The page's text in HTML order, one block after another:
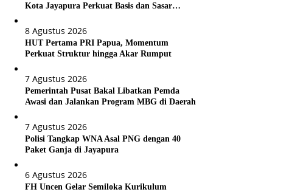
Kota Jayapura Perkuat Basis dan Sasar
8 Agustus 2026
HUT Pertama PRI Papua, Momentum
Perkuat Struktur hingga Akar Rumput
7 Agustus 2026
Pemerintah Pusat Bakal Libatkan Pemda
Awasi dan Jalankan Program MBG di Daerah
7 Agustus 2026
Polisi Tangkap WNA Asal PNG dengan 40
Paket Ganja di Jayapura
6 Agustus 2026
FH Uncen Gelar Semiloka Kurikulum